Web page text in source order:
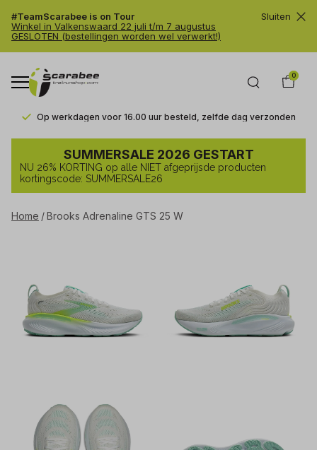
#TeamScarabee is on Tour
Winkel in Valkenswaard 22 juli t/m 7 augustus
GESLOTEN (bestellingen worden wel verwerkt!)
Sluiten
0
Op werkdagen voor 16.00 uur besteld, zelfde dag verzonden
Brooks
Adrenaline
GTS
W
SUMMERSALE 2026 GESTART
NU 26% KORTING op alle NIET afgeprijsde producten
kortingscode: SUMMERSALE26
Home Brooks Adrenaline GTS 25 W